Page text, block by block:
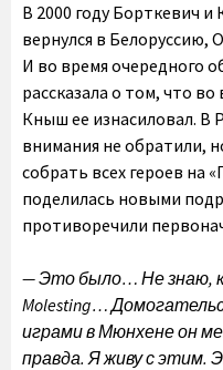
В 2000 году Борткевич
вернулся в Белоруссию,
И во время очередного
рассказала о том, что
Кныш ее изнасиловал. В
внимания не обратили,
собрать всех героев на
поделилась новыми
противоречили
— Это было… Не знаю,
Molesting…
играми в Мюнхене он
правда. Я живу с этим.